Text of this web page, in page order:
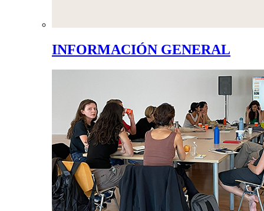
INFORMACIÓN GENERAL